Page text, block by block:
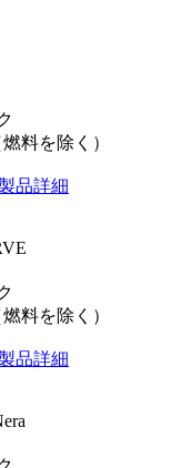
料を除く）
品詳細
料を除く）
品詳細